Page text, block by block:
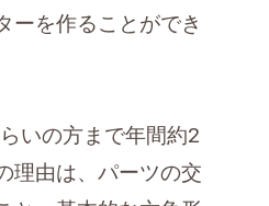
ーを作ることができ
いの方まで年間約2
理由は、パーツの交